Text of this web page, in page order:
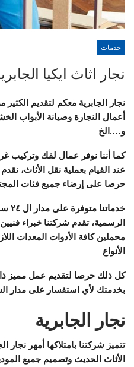
خدمات
نجار اثاث ايكيا الجابرية–
نجار الجابرية معكم لتقديم
أعمال النجارة وصيانة الأبواب
و….الخ
كما أننا نوفر عمال لفك
عند القيام بعملية نقل الأثاث،
حرصا على إرضاء جميع فئات
الرسمية، تقدم شركتنا خبراء
محملين كافة الأدوات المعدات
الأنواع
كل ذلك حرصا لتقديم عمل مميز ذات
بخدمتك لأي استفسار على مدار
نجار الجابرية
تتميز شركتنا بامتلاكها أمهر نجار
الأثاث الحديث وتصميم جميع